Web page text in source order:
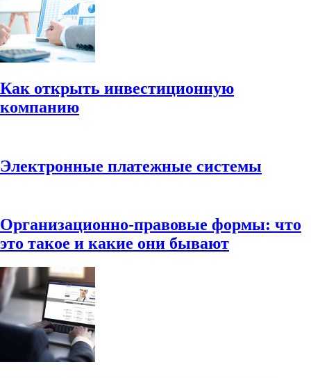
Как открыть инвестиционную
компанию
Электронные платежные системы
Организационно-правовые формы: что
это такое и какие они бывают